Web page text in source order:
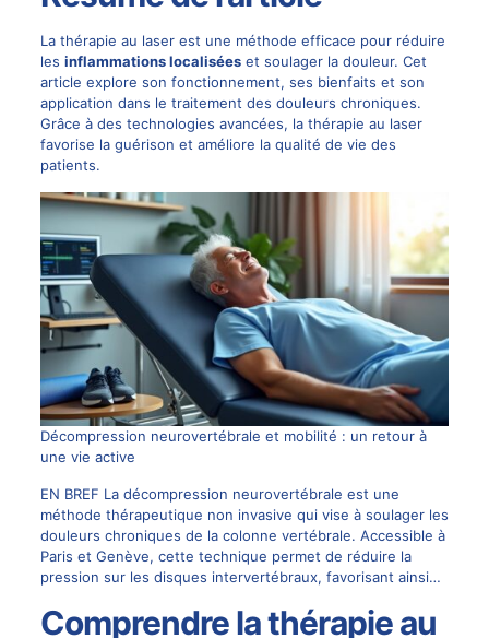
La thérapie au laser est une méthode efficace pour réduire
les inflammations localiséeset soulager la douleur. Cet
article explore son fonctionnement, ses bienfaits et son
application dans le traitement des douleurs chroniques.
Grâce à des technologies avancées, la thérapie au laser
favorise la guérison et améliore la qualité de vie des
patients.
Décompression neurovertébrale et mobilité : un retour à
une vie active
EN BREF La décompression neurovertébrale est une
méthode thérapeutique non invasive qui vise à soulager les
douleurs chroniques de la colonne vertébrale. Accessible à
Paris et Genève, cette technique permet de réduire la
pression sur les disques intervertébraux, favorisant ainsi…
Comprendre la thérapie au